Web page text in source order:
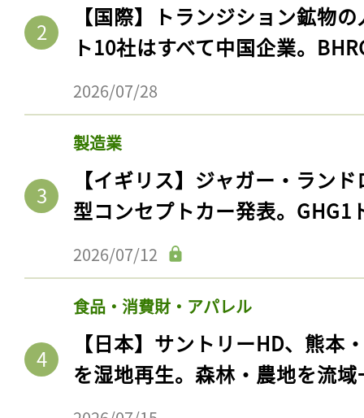
【国際】トランジション鉱物
ト10社はすべて中国企業。
2026/07/28
製造業
【イギリス】ジャガー・ラン
型コンセプトカー発表。GHG1
2026/07/12
食品・消費財・アパレル
【日本】サントリーHD、熊本
を湿地再生。森林・農地を流